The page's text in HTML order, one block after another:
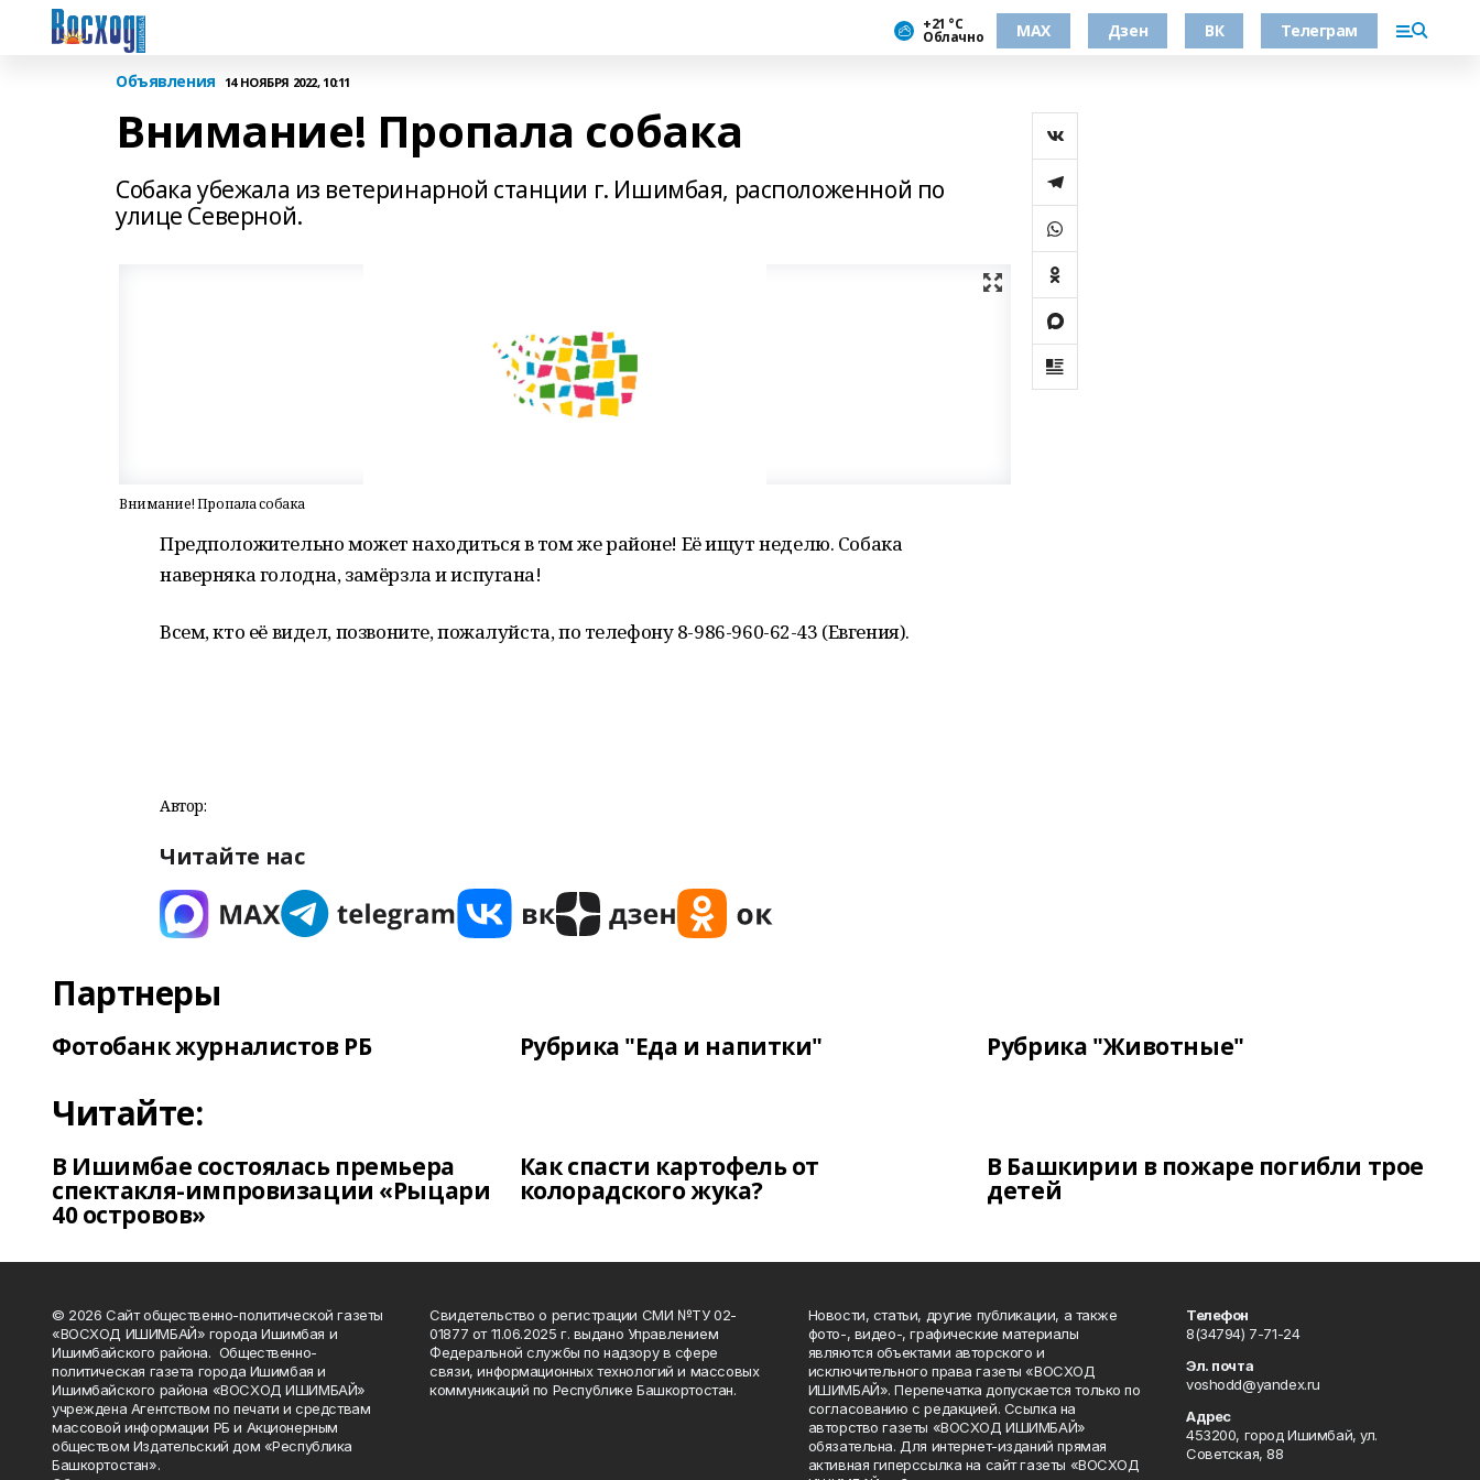
+21 °С
Облачно МАХ Дзен ВК Телеграм
Объявления 14 НОЯБРЯ 2022, 10:11
Внимание! Пропала собака
Собака убежала из ветеринарной станции г. Ишимбая, расположенной по
улице Северной.
Внимание! Пропала собака
Предположительно может находиться в том же районе! Её ищут неделю. Собака
наверняка голодна, замёрзла и испугана!
Всем, кто её видел, позвоните, пожалуйста, по телефону 8-986-960-62-43 (Евгения).
Автор:
Читайте нас
Партнеры
Фотобанк журналистов РБ Рубрика "Еда и напитки" Рубрика "Животные"
Читайте:
В Ишимбае состоялась премьера
спектакля-импровизации «Рыцари
40 островов»
Как спасти картофель от
колорадского жука?
В Башкирии в пожаре погибли трое
детей
© 2026 Сайт общественно-политической газеты
«ВОСХОД ИШИМБАЙ» города Ишимбая и
Ишимбайского района. Общественно-
политическая газета города Ишимбая и
Ишимбайского района «ВОСХОД ИШИМБАЙ»
учреждена Агентством по печати и средствам
массовой информации РБ и Акционерным
обществом Издательский дом «Республика
Башкортостан».
Свидетельство о регистрации СМИ №ТУ 02-
01877 от 11.06.2025 г. выдано Управлением
Федеральной службы по надзору в сфере
связи, информационных технологий и массовых
коммуникаций по Республике Башкортостан.
Новости, статьи, другие публикации, а также
фото-, видео-, графические материалы
являются объектами авторского и
исключительного права газеты «ВОСХОД
ИШИМБАЙ». Перепечатка допускается только по
согласованию с редакцией. Ссылка на
авторство газеты «ВОСХОД ИШИМБАЙ»
обязательна. Для интернет-изданий прямая
активная гиперссылка на сайт газеты «ВОСХОД
Телефон
8(34794) 7-71-24
Эл. почта
voshodd@yandex.ru
Адрес
453200, город Ишимбай, ул.
Советская, 88